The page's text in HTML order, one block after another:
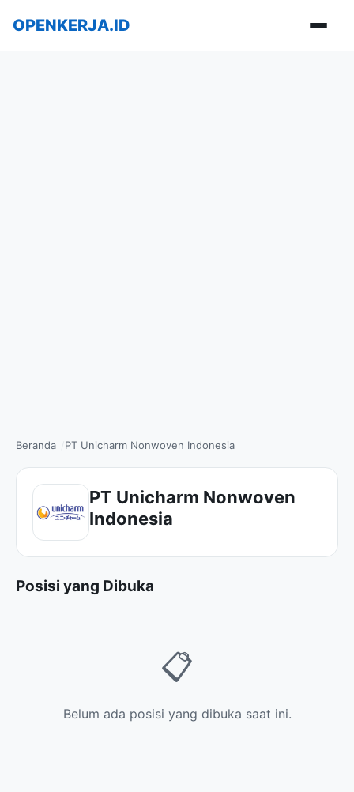
OPENKERJA.ID
Beranda PT Unicharm Nonwoven Indonesia
PT Unicharm Nonwoven
Indonesia
Posisi yang Dibuka
📋
Belum ada posisi yang dibuka saat ini.